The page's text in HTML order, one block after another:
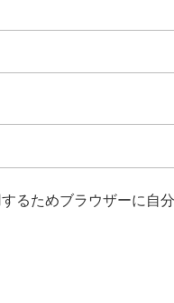
るためブラウザーに自